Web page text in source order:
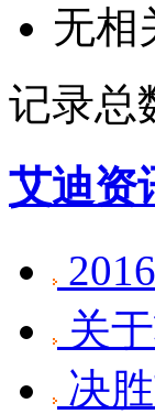
无相
记录总
艾迪资
关
决